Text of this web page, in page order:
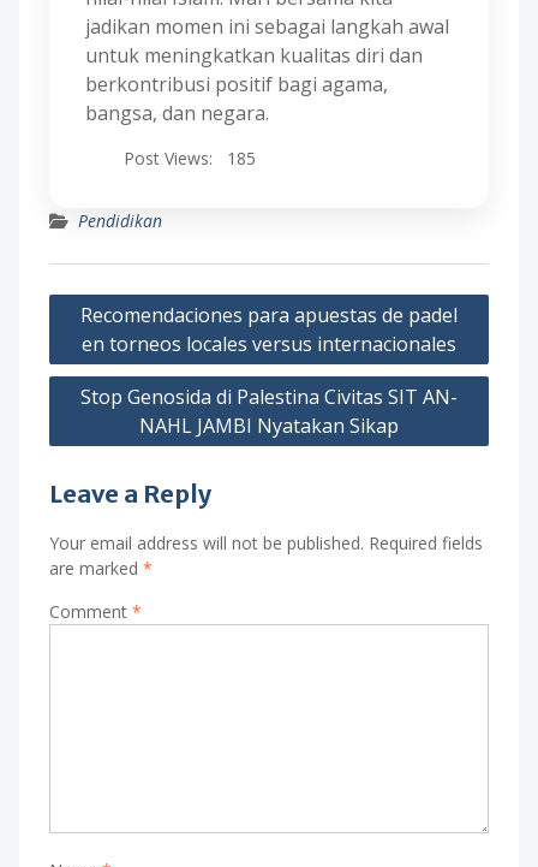
jadikan momen ini sebagai langkah awal
untuk meningkatkan kualitas diri dan
berkontribusi positif bagi agama,
bangsa, dan negara.
Post Views: 185
Pendidikan
Post
navigation
Recomendaciones para apuestas de padel
en torneos locales versus internacionales
Stop Genosida di Palestina Civitas SIT AN-
NAHL JAMBI Nyatakan Sikap
Leave a Reply
Your email address will not be published. Required fields
are marked *
Comment *